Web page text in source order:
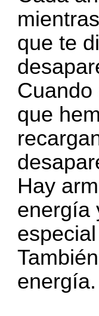
que te
que
Hay
energía
energía.